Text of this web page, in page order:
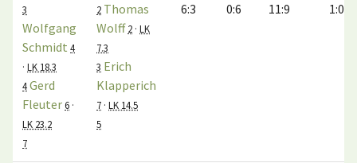
3
Wolfgang
Schmidt 4
· LK 18.3
4Gerd
Fleuter6 ·
LK 23.2
7
2 Thomas
Wolff 2 · LK
7.3
3 Erich
Klapperich
7 · LK 14.5
5
6:3 0:6 11:9 1:0